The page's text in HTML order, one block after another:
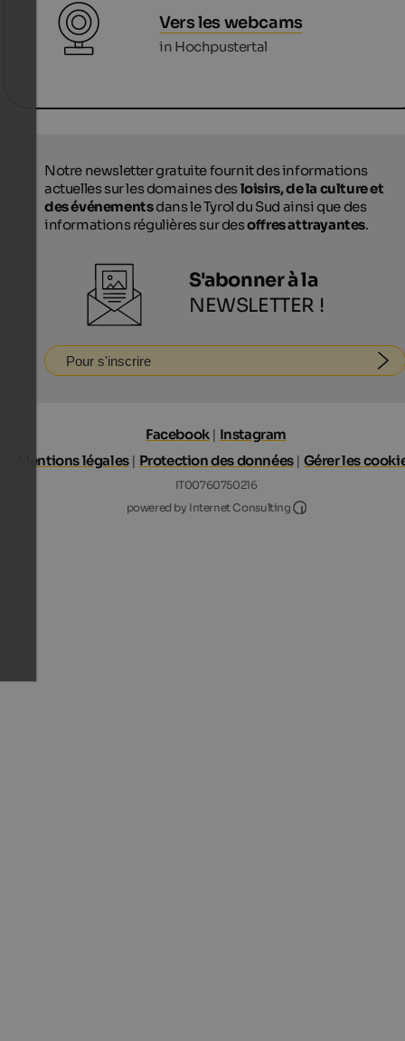
Vers les webcams
in Hochpustertal
Notre newsletter gratuite fournit des informations
actuelles sur les domaines desloisirs, de la culture et
des événementsdans le Tyrol du Sud ainsi que des
informations régulières sur desoffres attrayantes.
S'abonner à la
NEWSLETTER !
Pour s'inscrire
Facebook | Instagram
Mentions légales| Protection des données| Gérer les
IT00760750216
powered by Internet Consulting
Internet